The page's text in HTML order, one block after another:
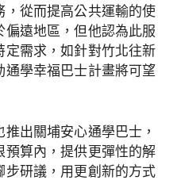
，從而提高公共運輸的使
偏遠地區，但他認為此服
定需求，如針對竹北往新
學幸福巴士計畫將可望
出關埔安心通學巴士，
預算內，提供更彈性的解
步研議，用更創新的方式